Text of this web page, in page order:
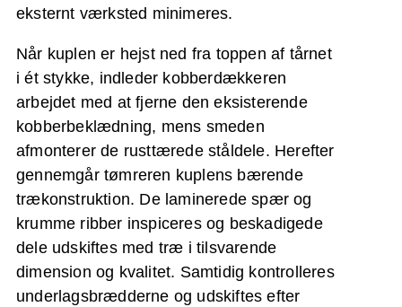
eksternt værksted minimeres.
Når kuplen er hejst ned fra toppen af tårnet
i ét stykke, indleder kobberdækkeren
arbejdet med at fjerne den eksisterende
kobberbeklædning, mens smeden
afmonterer de rusttærede ståldele. Herefter
gennemgår tømreren kuplens bærende
trækonstruktion. De laminerede spær og
krumme ribber inspiceres og beskadigede
dele udskiftes med træ i tilsvarende
dimension og kvalitet. Samtidig kontrolleres
underlagsbrædderne og udskiftes efter